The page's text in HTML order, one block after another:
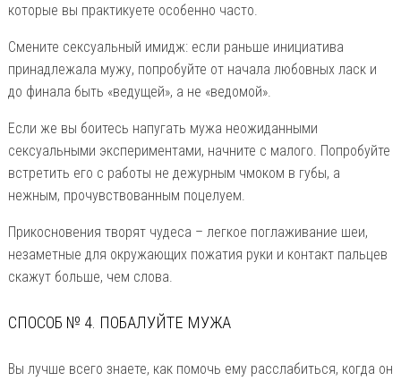
которые вы практикуете особенно часто.
Смените сексуальный имидж: если раньше инициатива
принадлежала мужу, попробуйте от начала любовных ласк и
до финала быть «ведущей», а не «ведомой».
Если же вы боитесь напугать мужа неожиданными
сексуальными экспериментами, начните с малого. Попробуйте
встретить его с работы не дежурным чмоком в губы, а
нежным, прочувствованным поцелуем.
Прикосновения творят чудеса – легкое поглаживание шеи,
незаметные для окружающих пожатия руки и контакт пальцев
скажут больше, чем слова.
СПОСОБ № 4. ПОБАЛУЙТЕ МУЖА
Вы лучше всего знаете, как помочь ему расслабиться, когда он